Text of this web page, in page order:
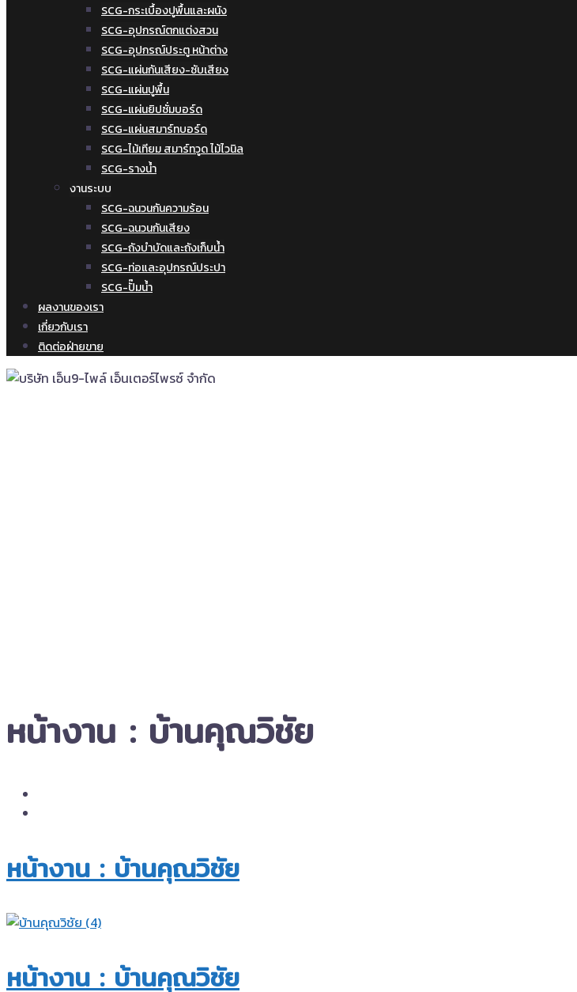
SCG-กระเบื้องปูพื้นและผนัง
SCG-อุปกรณ์ตกแต่งสวน
SCG-อุปกรณ์ประตู หน้าต่าง
SCG-แผ่นกันเสียง-ซับเสียง
SCG-แผ่นปูพื้น
SCG-แผ่นยิปซั่มบอร์ด
SCG-แผ่นสมาร์ทบอร์ด
SCG-ไม้เทียม สมาร์ทวูด ไม้ไวนิล
SCG-รางน้ำ
งานระบบ
SCG-ฉนวนกันความร้อน
SCG-ฉนวนกันเสียง
SCG-ถังบำบัดและถังเก็บน้ำ
SCG-ท่อและอุปกรณ์ประปา
SCG-ปั๊มน้ำ
ผลงานของเรา
เกี่ยวกับเรา
ติดต่อฝ่ายขาย
หน้างาน : บ้านคุณวิชัย
หน้างาน : บ้านคุณวิชัย​
หน้างาน : บ้านคุณวิชัย​